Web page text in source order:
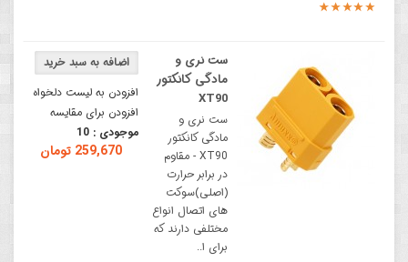
افزودن به لیست دلخواه
افزودن برای مقایسه
موجودی : 10
259,670 تومان
ست نری و
مادگی کانکتور
XT90
ست نری و
مادگی کانکتور
XT90 - مقاوم
در برابر حرارت
(اصلی)سوکت
های اتصال انواع
مختلفی دارند که
برای ا..